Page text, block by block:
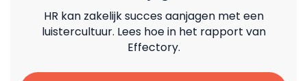
HR kan zakelijk succes aanjagen met een
luistercultuur. Lees hoe in het rapport van
Effectory.